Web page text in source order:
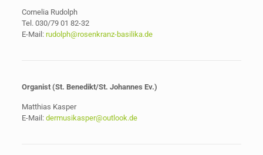
Cornelia Rudolph
Tel. 030/79 01 82-32
E-Mail: rudolph@rosenkranz-basilika.de
Organist (St. Benedikt/St. Johannes Ev.)
Matthias Kasper
E-Mail: dermusikasper@outlook.de